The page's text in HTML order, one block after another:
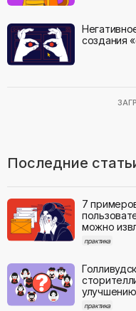
создания
Последние
7
можно
практика
практика